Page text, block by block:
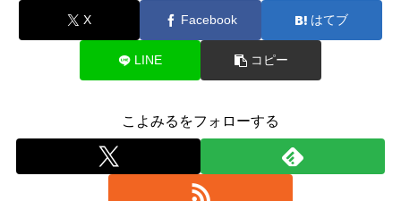
X Facebook はてブ
LINE コピー
こよみるをフォローする